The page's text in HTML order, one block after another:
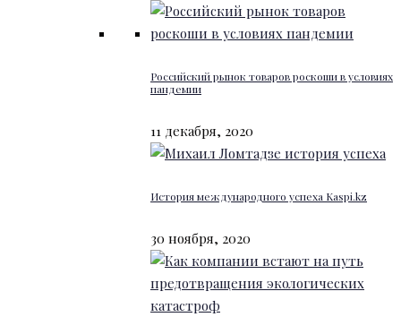
Российский рынок товаров роскоши в условиях
пандемии
11 декабря, 2020
История международного успеха Kaspi.kz
30 ноября, 2020